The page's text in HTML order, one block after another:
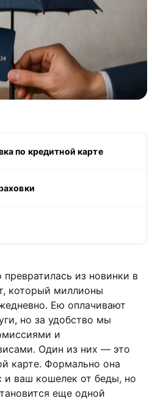
по кредитной карте
превратилась из новинки в
который миллионы
Ею оплачивают
но за удобство мы
и
Один из них — это
карте. Формально она
и ваш кошелек от беды, но
еще одной